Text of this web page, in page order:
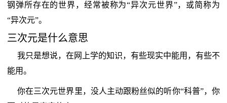
钢弹所存在的世界，经常被称为“异次元世界”，或简称为
“异次元”。
三次元是什么意思
我只是想说，在网上学的知识，有些现实中能用，有些不
能用。
你在三次元世界里，没人主动跟粉丝似的听你“科普”，你